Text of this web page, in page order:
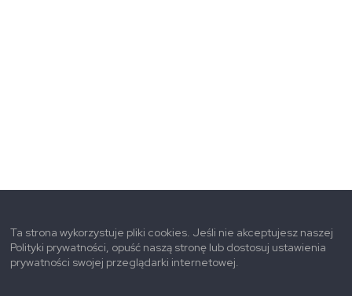
Ta strona wykorzystuje pliki cookies. Jeśli nie akceptujesz naszej
Polityki prywatności, opuść naszą stronę lub dostosuj ustawienia
prywatności swojej przeglądarki internetowej.